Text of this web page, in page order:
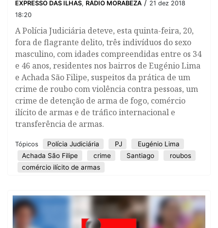
EXPRESSO DAS ILHAS, RÁDIO MORABEZA / 21 dez 2018
18:20
​A Polícia Judiciária deteve, esta quinta-feira, 20,
fora de flagrante delito, três indivíduos do sexo
masculino, com idades compreendidas entre os 34
e 46 anos, residentes nos bairros de Eugénio Lima
e Achada São Filipe, suspeitos da prática de um
crime de roubo com violência contra pessoas, um
crime de detenção de arma de fogo, comércio
ilícito de armas e de tráfico internacional e
transferência de armas.
Tópicos Polícia Judiciária PJ
Eugénio Lima
Achada São Filipe
crime Santiago
roubos
comércio ilícito de armas